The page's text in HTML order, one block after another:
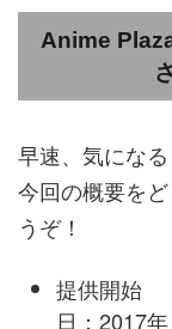
Anime
早速、気になる
今回の概要をど
うぞ！
提供開始
日：2017年